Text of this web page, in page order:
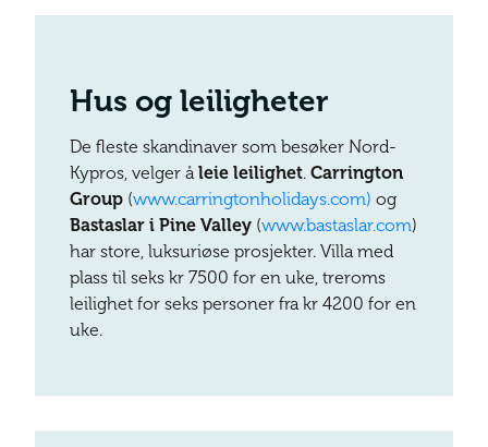
Hus og leiligheter
De fleste skandinaver som besøker Nord-
Kypros, velger åleie leilighet. Carrington
Group (www.carringtonholidays.com) og
Bastaslar i Pine Valley (www.bastaslar.com)
har store, luksuriøse prosjekter. Villa med
plass til seks kr 7500 for en uke, treroms
leilighet for seks personer fra kr 4200 for en
uke.